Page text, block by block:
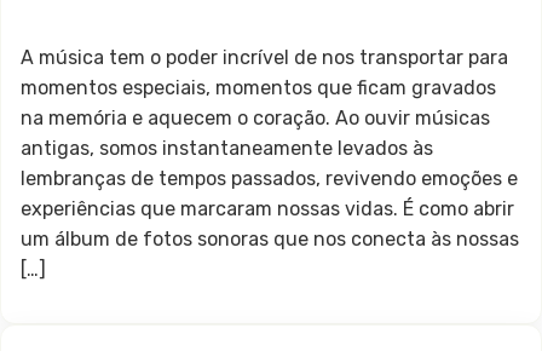
A música tem o poder incrível de nos transportar para
momentos especiais, momentos que ficam gravados
na memória e aquecem o coração. Ao ouvir músicas
antigas, somos instantaneamente levados às
lembranças de tempos passados, revivendo emoções e
experiências que marcaram nossas vidas. É como abrir
um álbum de fotos sonoras que nos conecta às nossas
[…]